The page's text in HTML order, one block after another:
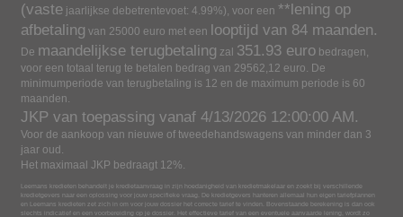
(vaste jaarlijkse debetrentevoet: 4.99%), voor een **lening op
afbetaling van 25000 euro met een looptijd van 84 maanden.
De maandelijkse terugbetaling zal 351.93 euro bedragen,
voor een totaal terug te betalen bedrag van 29562,12 euro. De
minimumperiode van terugbetaling is 12 en de maximum periode is 60
maanden.
JKP van toepassing vanaf 4/13/2026 12:00:00 AM.
Voor de aankoop van nieuwe of tweedehandswagens van minder dan 3
jaar oud.
Het maximaal JKP bedraagt 12%.
Leemans kredieten behandelt je kredietaanvraag in zijn hoedanigheid van kredietmakelaar en zoekt bij verschillende
kredietgevers naar een oplossing voor jouw specifieke vraag. De kredietgevers hanteren allemaal hun eigen tariefplannen
en Leemans kredieten zet zich in om voor jouw dossier het correcte tarief te vinden. Bovenstaande berekening is dan ook
slechts indicatief en een voorbereiding op je dossier. Het effectieve tarief van een eventuele aanvaarde lening, wordt zo